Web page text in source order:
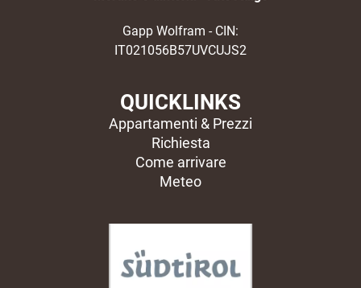
Gapp Wolfram - CIN:
IT021056B57UVCUJS2
QUICKLINKS
Appartamenti & Prezzi
Richiesta
Come arrivare
Meteo